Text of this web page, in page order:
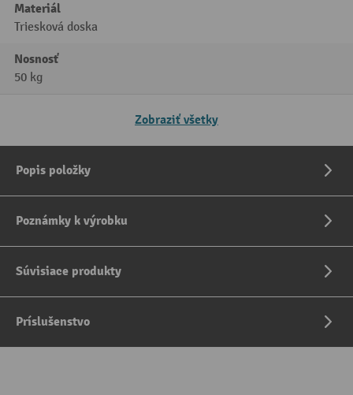
Materiál
Triesková doska
Nosnosť
50 kg
Zobraziť všetky
Popis položky
Poznámky k výrobku
Súvisiace produkty
Príslušenstvo